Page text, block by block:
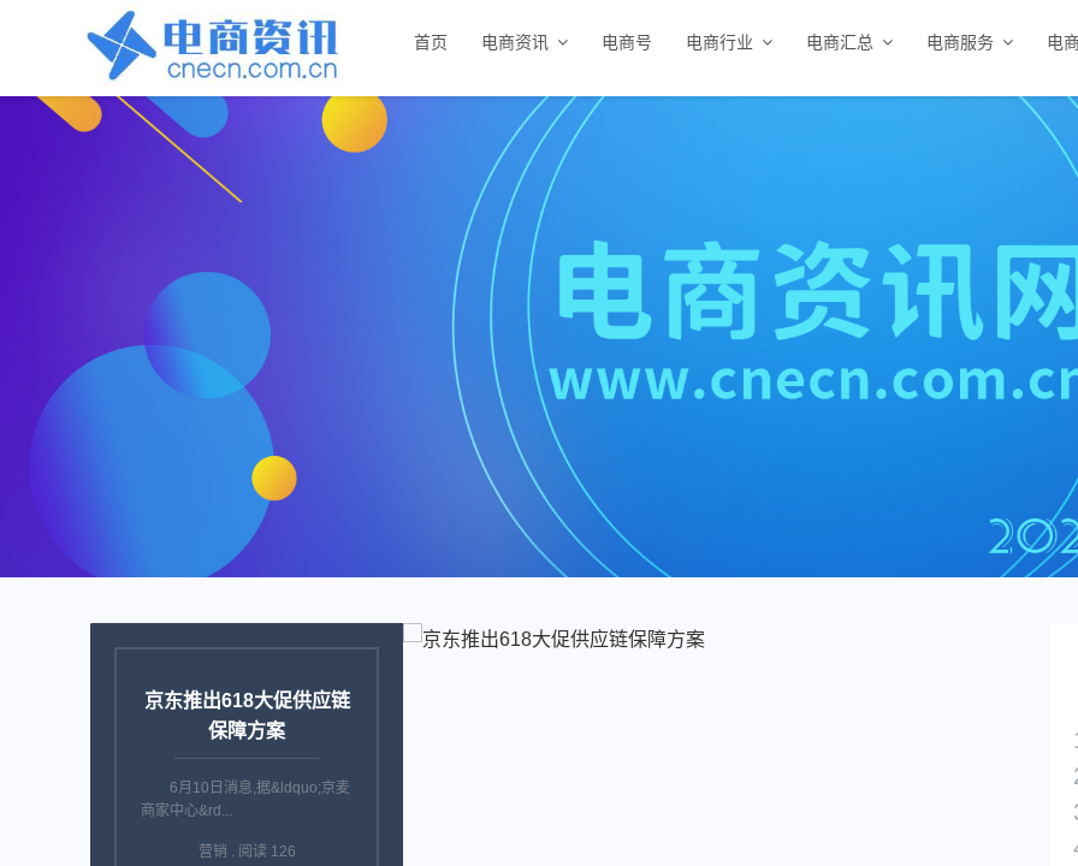
首页 电商资讯 电商号 电商行业 电商汇总 电商服务 电
京东推出618大促供应链
保障方案
6月10日消息,据&ldquo;京麦
商家中心&rd...
营销 . 阅读 126